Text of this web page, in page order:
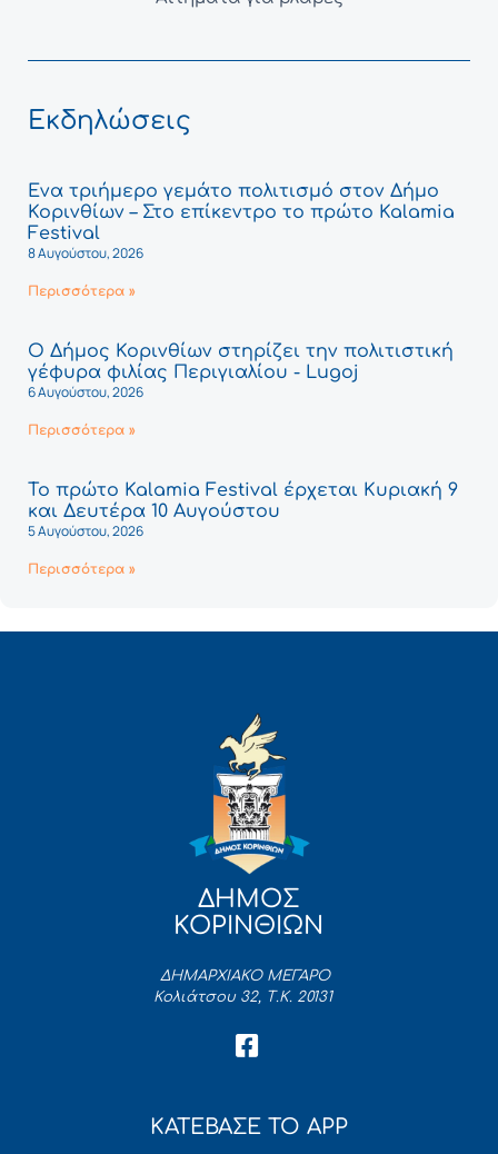
Εκδηλώσεις
Ένα τριήμερο γεμάτο πολιτισμό στον Δήμο
Κορινθίων – Στο επίκεντρο το πρώτο Kalamia
Festival
8 Αυγούστου, 2026
Περισσότερα »
Ο Δήμος Κορινθίων στηρίζει την πολιτιστική
γέφυρα φιλίας Περιγιαλίου - Lugoj
6 Αυγούστου, 2026
Περισσότερα »
Το πρώτο Kalamia Festival έρχεται Κυριακή 9
και Δευτέρα 10 Αυγούστου
5 Αυγούστου, 2026
Περισσότερα »
ΔΗΜΟΣ
ΚΟΡΙΝΘΙΩΝ
ΔΗΜΑΡΧΙΑΚΟ ΜΕΓΑΡΟ
Κολιάτσου 32, Τ.Κ. 20131
ΚΑΤΕΒΑΣΕ ΤΟ APP